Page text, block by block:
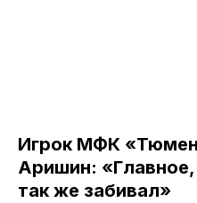
Игрок МФК
Аришин:
так же забивал»